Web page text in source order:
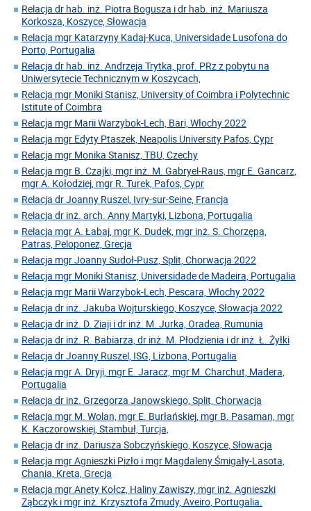
Relacja dr hab. inż. Piotra Bogusza i dr hab. inż. Mariusza
Korkosza, Koszyce, Słowacja
Relacja mgr Katarzyny Kadaj-Kuca, Universidade Lusofona do
Porto, Portugalia
Relacja dr hab. inż. Andrzeja Trytka, prof. PRz z pobytu na
Uniwersytecie Technicznym w Koszycach,
Relacja mgr Moniki Stanisz, University of Coimbra i Polytechnic
Istitute of Coimbra
Relacja mgr Marii Warzybok-Lech, Bari, Włochy 2022
Relacja mgr Edyty Ptaszek, Neapolis University Pafos, Cypr
Relacja mgr Monika Stanisz, TBU, Czechy
Relacja mgr B. Czajki, mgr inż. M. Gabryel-Raus, mgr E. Gancarz,
mgr A. Kołodziej, mgr R. Turek, Pafos, Cypr
Relacja dr Joanny Ruszel, Ivry-sur-Seine, Francja
Relacja dr inż. arch. Anny Martyki, Lizbona, Portugalia
Relacja mgr A. Łabaj, mgr K. Dudek, mgr inż. S. Chorzępa,
Patras, Peloponez, Grecja
Relacja mgr Joanny Sudoł-Pusz, Split, Chorwacja 2022
Relacja mgr Moniki Stanisz, Universidade de Madeira, Portugalia
Relacja mgr Marii Warzybok-Lech, Pescara, Włochy 2022
Relacja dr inż. Jakuba Wojturskiego, Koszyce, Słowacja 2022
Relacja dr inż. D. Ziaji i dr inż. M. Jurka, Oradea, Rumunia
Relacja dr inż. R. Babiarza, dr inż. M. Płodzienia i dr inż. Ł. Żyłki
Relacja dr Joanny Ruszel, ISG, Lizbona, Portugalia
Relacja mgr A. Dryji, mgr E. Jaracz, mgr M. Charchut, Madera,
Portugalia
Relacja dr inż. Grzegorza Janowskiego, Split, Chorwacja
Relacja mgr M. Wolan, mgr E. Burłańskiej, mgr B. Pasaman, mgr
K. Kaczorowskiej, Stambuł, Turcja,
Relacja dr inż. Dariusza Sobczyńskiego, Koszyce, Słowacja
Relacja mgr Agnieszki Pizło i mgr Magdaleny Śmigały-Lasota,
Chania, Kreta, Grecja
Relacja mgr Anety Kołcz, Haliny Zawiszy, mgr inż. Agnieszki
Ząbczyk i mgr inż. Krzysztofa Żmudy, Aveiro, Portugalia.